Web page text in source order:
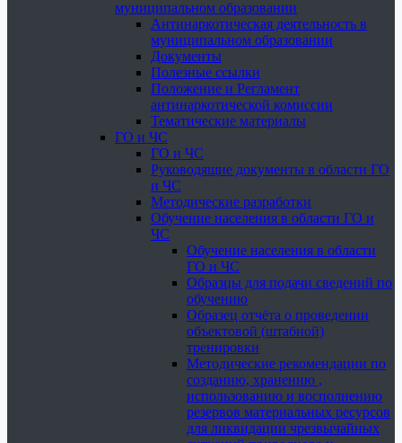
муниципальном образовании
Антинаркотическая деятельность в
муниципальном образовании
Документы
Полезные ссылки
Положение и Регламент
антинаркотической комиссии
Тематические материалы
ГО и ЧС
ГО и ЧС
Руководящие документы в области ГО
и ЧС
Методические разработки
Обучение населения в области ГО и
ЧС
Обучение населения в области
ГО и ЧС
Образцы для подачи сведений по
обучению
Образец отчёта о проведении
объектовой (штабной)
тренировки
Методические рекомендации по
созданию, хранению ,
использованию и восполнению
резервов материальных ресурсов
для ликвидации чрезвычайных